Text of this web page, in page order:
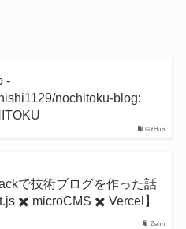
GitHub
-
nochitoku-blog:
Zenn
で技術ブログを作った話
✖️ microCMS ✖️ Vercel】